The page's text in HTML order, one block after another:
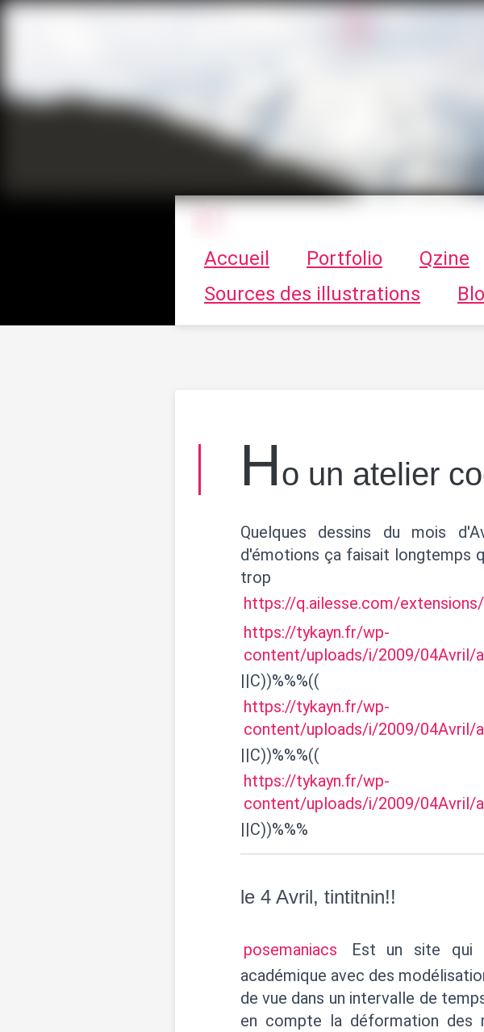
T
Le vortex à chats - Illustrations,
Accueil Portfolio Qzine
Sources des illustrations
Ho un atelier
Quelques dessins du mois
d'émotions ça faisait longtemps
trop
https://q.ailesse.com/
https://tykayn.fr/wp-
content/uploads/i/2009/04Avril/
||C))%%%((
https://tykayn.fr/wp-
content/uploads/i/2009/04Avril/
||C))%%%((
https://tykayn.fr/wp-
content/uploads/i/2009/04Avril/
||C))%%%
le 4 Avril, tintitnin!!
posemaniacs
Est un site qui
académique avec des
de vue dans un intervalle de
en compte la déformation des